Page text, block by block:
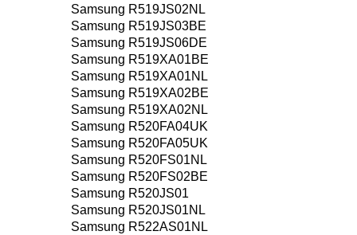
Samsung R519JS02NL
Samsung R519JS03BE
Samsung R519JS06DE
Samsung R519XA01BE
Samsung R519XA01NL
Samsung R519XA02BE
Samsung R519XA02NL
Samsung R520FA04UK
Samsung R520FA05UK
Samsung R520FS01NL
Samsung R520FS02BE
Samsung R520JS01
Samsung R520JS01NL
Samsung R522AS01NL